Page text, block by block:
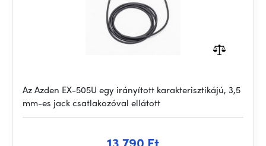
Az Azden EX-505U egy irányított karakterisztikájú, 3,5
mm-es jack csatlakozóval ellátott
13 790 Ft